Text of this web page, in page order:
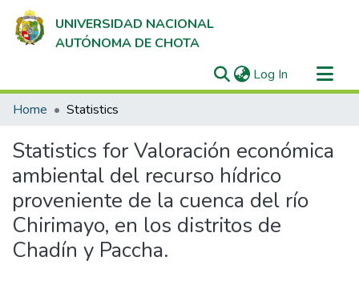
UNIVERSIDAD NACIONAL
AUTÓNOMA DE CHOTA
Log In (current)
Communities & Collections
Home Statistics
Statistics for Valoración económica
ambiental del recurso hídrico
proveniente de la cuenca del río
Chirimayo, en los distritos de
Chadín y Paccha.